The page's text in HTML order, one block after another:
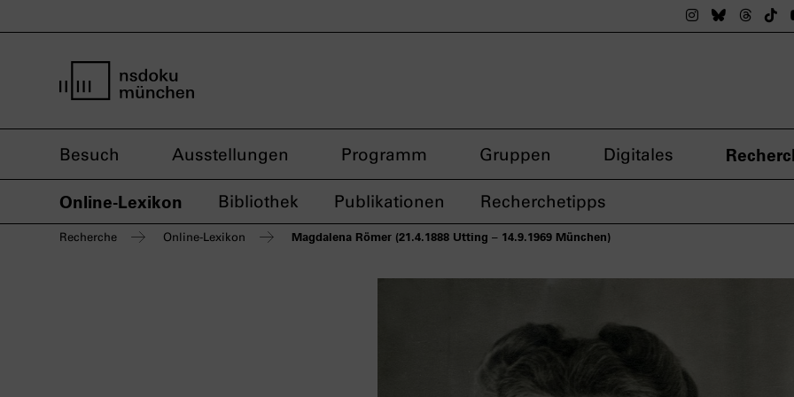
Das nsdoku
DasDas
Besuch Ausstellungen Programm Gruppen Digitales
Online-Lexikon Bibliothek Publikationen Recherchetipps
Recherche Online-Lexikon Magdalena Römer (21.4.1888 Utting – 14.9.1969 München)